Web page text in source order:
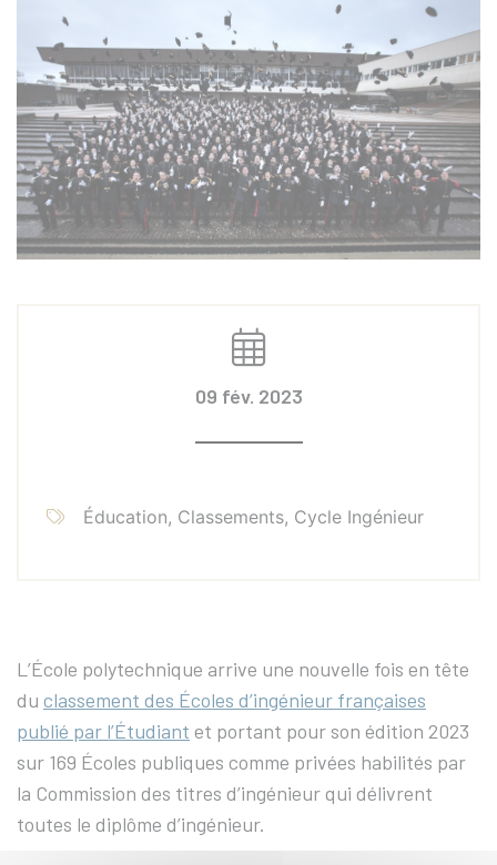
09 fév. 2023
Éducation, Classements, Cycle Ingénieur
L’École polytechnique arrive une nouvelle fois en tête
du classement des Écoles d’ingénieur françaises
publié par l’Étudiant et portant pour son édition 2023
sur 169 Écoles publiques comme privées habilités par
la Commission des titres d’ingénieur qui délivrent
toutes le diplôme d’ingénieur.